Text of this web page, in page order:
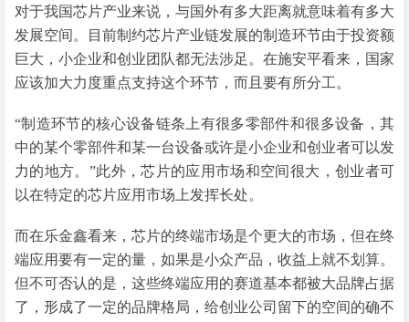
对于我国芯片产业来说，与国外有多大距离就意味着有多大
发展空间。目前制约芯片产业链发展的制造环节由于投资额
巨大，小企业和创业团队都无法涉足。在施安平看来，国家
应该加大力度重点支持这个环节，而且要有所分工。
“制造环节的核心设备链条上有很多零部件和很多设备，其
中的某个零部件和某一台设备或许是小企业和创业者可以发
力的地方。”此外，芯片的应用市场和空间很大，创业者可
以在特定的芯片应用市场上发挥长处。
而在乐金鑫看来，芯片的终端市场是个更大的市场，但在终
端应用要有一定的量，如果是小众产品，收益上就不划算。
但不可否认的是，这些终端应用的赛道基本都被大品牌占据
了，形成了一定的品牌格局，给创业公司留下的空间的确不